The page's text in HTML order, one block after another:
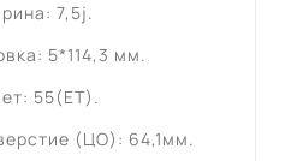
7,5j.
5*114,3 мм.
55(ET).
(ЦО): 64,1мм.